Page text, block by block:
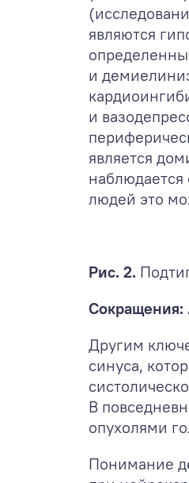
являются
и
и
является
людей это
Рис. 2.
Сокращения:
Другим
синуса,
В
опухолями
Понимание